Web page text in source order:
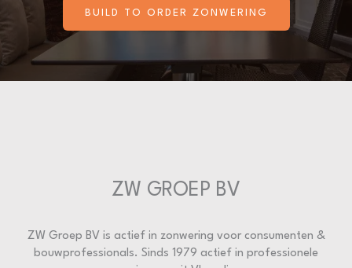
BUILD TO ORDER ZONWERING
ZW GROEP BV
ZW Groep BV is actief in zonwering voor consumenten &
bouwprofessionals. Sinds 1979 actief in professionele